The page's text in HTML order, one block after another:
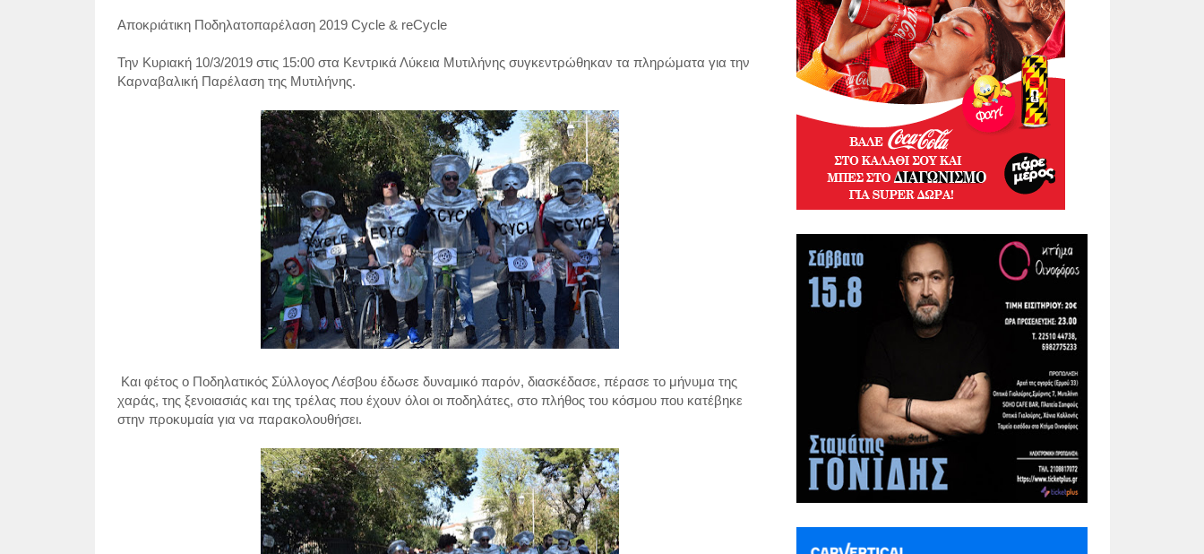
Αποκριάτικη Ποδηλατοπαρέλαση 2019 Cycle & reCycle
Την Κυριακή 10/3/2019 στις 15:00 στα Κεντρικά Λύκεια Μυτιλήνης συγκεντρώθηκαν τα πληρώματα για την
Καρναβαλική Παρέλαση της Μυτιλήνης.
Και φέτος ο Ποδηλατικός Σύλλογος Λέσβου έδωσε δυναμικό παρόν, διασκέδασε, πέρασε το μήνυμα της
χαράς, της ξενοιασιάς και της τρέλας που έχουν όλοι οι ποδηλάτες, στο πλήθος του κόσμου που κατέβηκε
στην προκυμαία για να παρακολουθήσει.